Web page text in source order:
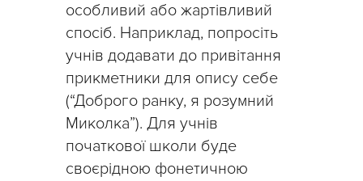
особливий або жартівливий
спосіб. Наприклад, попросіть
учнів додавати до привітання
прикметники для опису себе
(“Доброго ранку, я розумний
Миколка”). Для учнів
початкової школи буде
своєрідною фонетичною